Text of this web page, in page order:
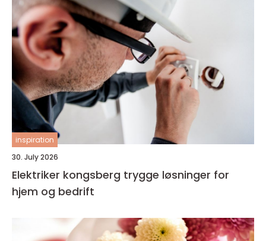
inspiration
30. July 2026
Elektriker kongsberg trygge løsninger for
hjem og bedrift